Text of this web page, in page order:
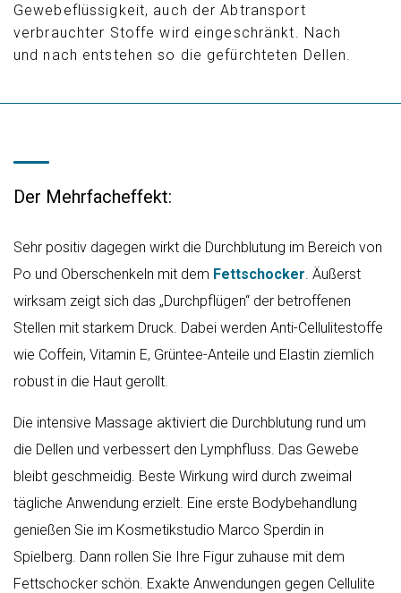
Gewebeflüssigkeit, auch der Abtransport
verbrauchter Stoffe wird eingeschränkt. Nach
und nach entstehen so die gefürchteten Dellen.
Der Mehrfacheffekt:
Sehr positiv dagegen wirkt die Durchblutung im Bereich von
Po und Oberschenkeln mit dem Fettschocker . Äußerst
wirksam zeigt sich das „Durchpflügen“ der betroffenen
Stellen mit starkem Druck. Dabei werden Anti-Cellulitestoffe
wie Coffein, Vitamin E, Grüntee-Anteile und Elastin ziemlich
robust in die Haut gerollt.
Die intensive Massage aktiviert die Durchblutung rund um
die Dellen und verbessert den Lymphfluss. Das Gewebe
bleibt geschmeidig. Beste Wirkung wird durch zweimal
tägliche Anwendung erzielt. Eine erste Bodybehandlung
genießen Sie im Kosmetikstudio Marco Sperdin in
Spielberg. Dann rollen Sie Ihre Figur zuhause mit dem
Fettschocker schön. Exakte Anwendungen gegen Cellulite